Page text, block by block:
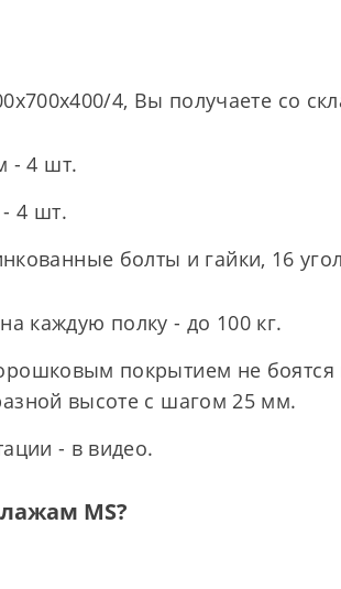
4, Вы получаете со
- 4 шт.
- 4 шт.
болты и гайки, 16
каждую полку - до 100 кг.
покрытием не боятся
высоте с шагом 25 мм.
- в видео.
MS?